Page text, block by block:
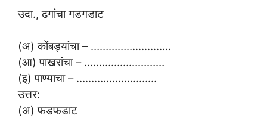
उदा., ढगांचा गडगडाट
(अ) कोंबड्यांचा – ………………………
(आ) पाखरांचा – ………………………
(इ) पाण्याचा – ………………………
उत्तर:
(अ) फडफडाट